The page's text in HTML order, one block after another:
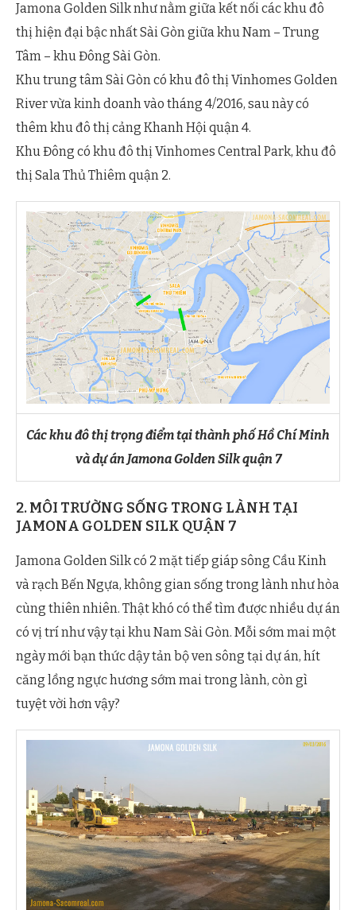
Jamona Golden Silk như nằm giữa kết nối các khu đô
thị hiện đại bậc nhất Sài Gòn giữa khu Nam – Trung
Tâm – khu Đông Sài Gòn.
Khu trung tâm Sài Gòn có khu đô thị Vinhomes Golden
River vừa kinh doanh vào tháng 4/2016, sau này có
thêm khu đô thị cảng Khanh Hội quận 4.
Khu Đông có khu đô thị Vinhomes Central Park, khu đô
thị Sala Thủ Thiêm quận 2.
Các khu đô thị trọng điểm tại thành phố Hồ Chí Minh
và dự án Jamona Golden Silk quận 7
2. MÔI TRƯỜNG SỐNG TRONG LÀNH TẠI
JAMONA GOLDEN SILK QUẬN 7
Jamona Golden Silk có 2 mặt tiếp giáp sông Cầu Kinh
và rạch Bến Ngựa, không gian sống trong lành như hòa
cùng thiên nhiên. Thật khó có thể tìm được nhiều dự án
có vị trí như vậy tại khu Nam Sài Gòn. Mỗi sớm mai một
ngày mới bạn thức dậy tản bộ ven sông tại dự án, hít
căng lồng ngực hương sớm mai trong lành, còn gì
tuyệt vời hơn vậy?